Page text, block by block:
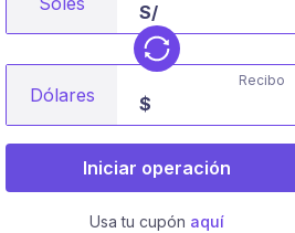
S/
Dólares
Recibo
$
Iniciar operación
Usa tu cupón aquí